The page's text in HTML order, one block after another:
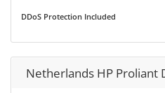
DDoS Protection Included
Netherlands HP Proliant